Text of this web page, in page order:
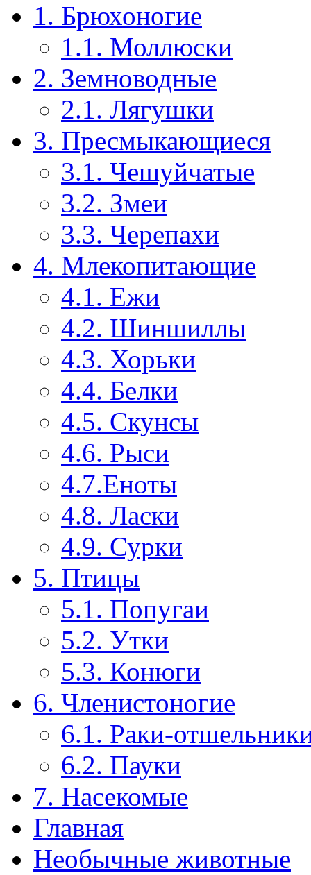
1. Брюхоногие
1.1. Моллюски
2. Земноводные
2.1. Лягушки
3. Пресмыкающиеся
3.1. Чешуйчатые
3.2. Змеи
3.3. Черепахи
4. Млекопитающие
4.1. Ежи
4.2. Шиншиллы
4.3. Хорьки
4.4. Белки
4.5. Скунсы
4.6. Рыси
4.7.Еноты
4.8. Ласки
4.9. Сурки
5. Птицы
5.1. Попугаи
5.2. Утки
5.3. Конюги
6. Членистоногие
6.1. Раки-
6.2. Пауки
7. Насекомые
Главная
Необычные животные